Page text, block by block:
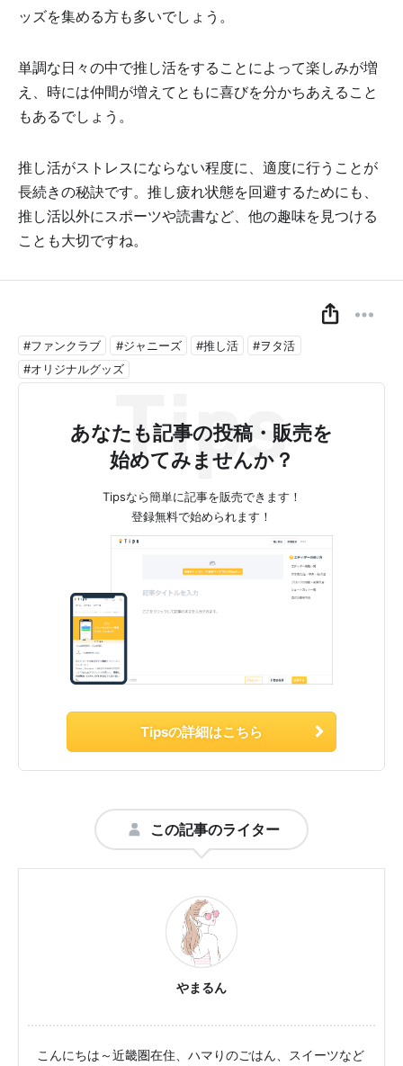
ッズを集める方も多いでしょう。
単調な日々の中で推し活をすることによって楽しみが増
え、時には仲間が増えてともに喜びを分かちあえること
もあるでしょう。
推し活がストレスにならない程度に、適度に行うことが
長続きの秘訣です。推し疲れ状態を回避するためにも、
推し活以外にスポーツや読書など、他の趣味を見つける
ことも大切ですね。
#ファンクラブ #ジャニーズ #推し活
#ヲタ活
#オリジナルグッズ
あなたも記事の投稿・販売を
始めてみませんか？
Tipsなら簡単に記事を販売できます！
登録無料で始められます！
Tipsの詳細はこちら
この記事のライター
やまるん
こんにちは～近畿圏在住、ハマりのごはん、スイーツなど